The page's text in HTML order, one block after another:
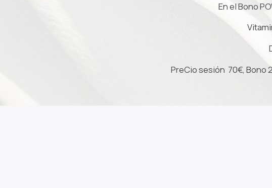
En el Bono
PreCio sesión 70€, Bono